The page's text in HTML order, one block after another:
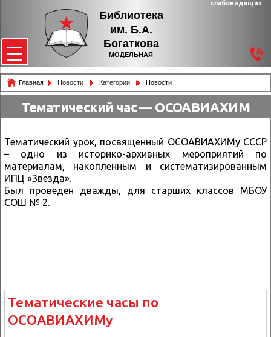
Библиотека
им. Б.А.
Богаткова
МОДЕЛЬНАЯ
слабовидящих
Главная Новости Категории Новости
Тематический час — ОСОАВИАХИМ
Тематический урок, посвященный ОСОАВИАХИМу СССР
– одно из историко-архивных мероприятий по
материалам, накопленным и систематизированным
ИПЦ «Звезда».
Был проведен дважды, для старших классов МБОУ
СОШ № 2.
Тематические часы по
ОСОАВИАХИМу